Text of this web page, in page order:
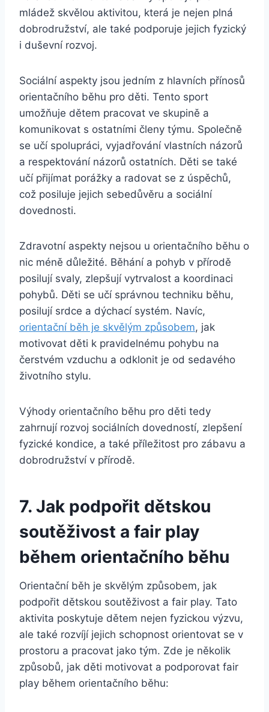
mládež skvělou aktivitou, která je nejen plná
dobrodružství, ale také podporuje jejich fyzický
i duševní rozvoj.
Sociální aspekty jsou jedním z hlavních přínosů
orientačního běhu pro děti. Tento sport
umožňuje dětem pracovat ve skupině a
komunikovat s ostatními členy týmu. Společně
se učí spolupráci, vyjadřování vlastních názorů
a respektování názorů ostatních. Děti se také
učí přijímat porážky a radovat se z úspěchů,
což posiluje jejich sebedůvěru a sociální
dovednosti.
Zdravotní aspekty nejsou u orientačního běhu o
nic méně důležité. Běhání a pohyb v přírodě
posilují svaly, zlepšují vytrvalost a koordinaci
pohybů. Děti se učí správnou techniku běhu,
posilují srdce a dýchací systém. Navíc,
orientační běh je skvělým způsobem, jak
motivovat děti k pravidelnému pohybu na
čerstvém vzduchu a odklonit je od sedavého
životního stylu.
Výhody orientačního běhu pro děti tedy
zahrnují rozvoj sociálních dovedností, zlepšení
fyzické kondice, a také příležitost pro zábavu a
dobrodružství v přírodě.
7. Jak podpořit dětskou
soutěživost a fair play
během orientačního běhu
Orientační běh je skvělým způsobem, jak
podpořit dětskou soutěživost a fair play. Tato
aktivita poskytuje dětem nejen fyzickou výzvu,
ale také rozvíjí jejich schopnost orientovat se v
prostoru a pracovat jako tým. Zde je několik
způsobů, jak děti motivovat a podporovat fair
play během orientačního běhu: